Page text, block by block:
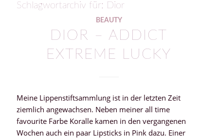
Schlagwortarchiv für: Dior
BEAUTY
DIOR – ADDICT
EXTREME LUCKY
Meine Lippenstiftsammlung ist in der letzten Zeit
ziemlich angewachsen. Neben meiner all time
favourite Farbe Koralle kamen in den vergangenen
Wochen auch ein paar Lipsticks in Pink dazu. Einer